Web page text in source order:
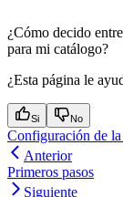
¿Cómo decido
para mi catálogo?
¿Esta página le
Si No
Configuración de la
Anterior
Primeros pasos
Siguiente